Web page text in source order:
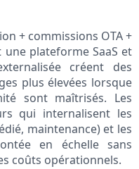
+ commissions OTA +
plateforme SaaS et
créent des
plus élevées lorsque
sont maîtrisés. Les
qui internalisent les
maintenance) et les
en échelle sans
coûts opérationnels.